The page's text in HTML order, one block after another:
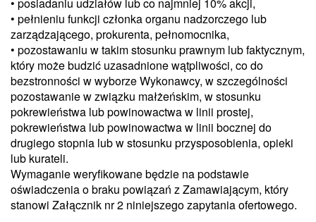
• pełnieniu funkcji członka organu nadzorczego lub
zarządzającego, prokurenta, pełnomocnika,
• pozostawaniu w takim stosunku prawnym lub faktycznym,
który może budzić uzasadnione wątpliwości, co do
bezstronności w wyborze Wykonawcy, w szczególności
pozostawanie w związku małżeńskim, w stosunku
pokrewieństwa lub powinowactwa w linii prostej,
pokrewieństwa lub powinowactwa w linii bocznej do
drugiego stopnia lub w stosunku przysposobienia, opieki
lub kurateli.
Wymaganie weryfikowane będzie na podstawie
oświadczenia o braku powiązań z Zamawiającym, który
stanowi Załącznik nr 2 niniejszego zapytania ofertowego.